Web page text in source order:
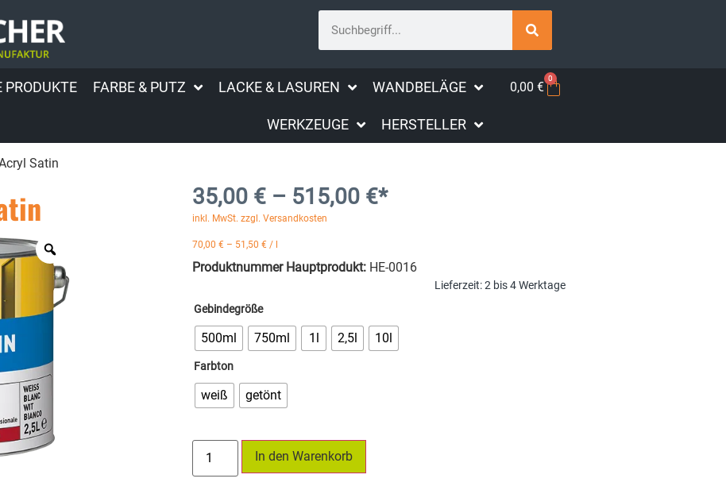
PRODUKTE FARBE & PUTZ LACKE & LASUREN WANDBELÄGE
WERKZEUGE HERSTELLER
0,00€
0
Satin
35,00 € – 515,00 €*
inkl. MwSt. zzgl. Versandkosten
70,00 € – 51,50 € / l
Produktnummer Hauptprodukt: HE-0016
Lieferzeit:2 bis 4 Werktage
Gebindegröße
500ml 750ml 1l 2,5l 10l
Farbton
weiß getönt
In den Warenkorb